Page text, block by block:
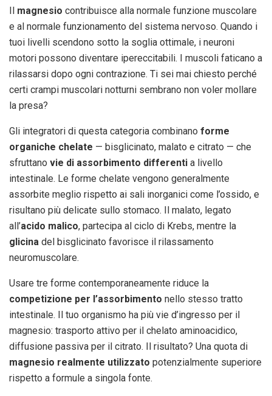
magnesio contribuisce alla normale funzione muscolare
e al normale funzionamento del sistema nervoso. Quando i
tuoi livelli scendono sotto la soglia ottimale, i neuroni
motori possono diventare ipereccitabili. I muscoli faticano a
rilassarsi dopo ogni contrazione. Ti sei mai chiesto perché
certi crampi muscolari notturni sembrano non voler mollare
la presa?
Gli integratori di questa categoria combinano forme
organiche chelate — bisglicinato, malato e citrato — che
sfruttano vie di assorbimento differenti a livello
intestinale. Le forme chelate vengono generalmente
assorbite meglio rispetto ai sali inorganici come l’ossido, e
risultano più delicate sullo stomaco. Il malato, legato
all’acido malico, partecipa al ciclo di Krebs, mentre la
glicina del bisglicinato favorisce il rilassamento
neuromuscolare.
Usare tre forme contemporaneamente riduce la
competizione per l’assorbimento nello stesso tratto
intestinale. Il tuo organismo ha più vie d’ingresso per il
magnesio: trasporto attivo per il chelato aminoacidico,
diffusione passiva per il citrato. Il risultato? Una quota di
magnesio realmente utilizzato potenzialmente superiore
rispetto a formule a singola fonte.